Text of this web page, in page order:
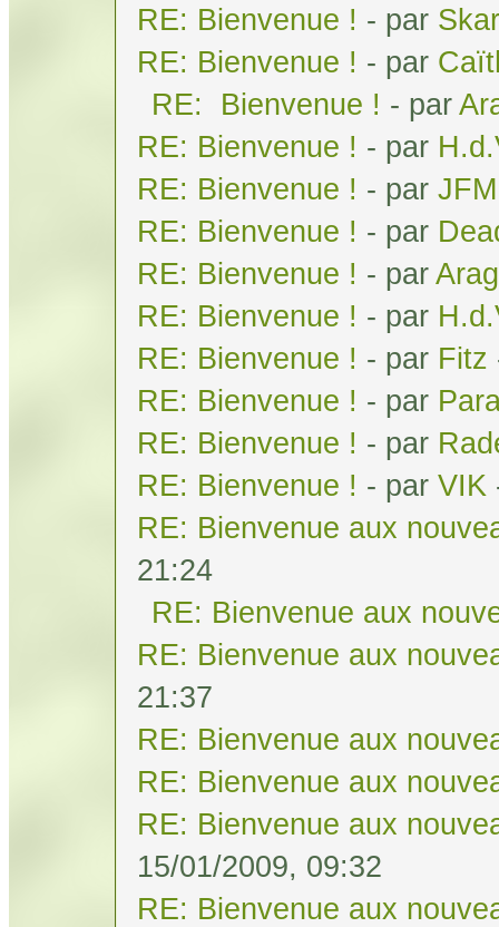
RE: Bienvenue ! - par
RE: Bienvenue ! - par
RE: Bienvenue ! - par
RE: Bienvenue ! - par
RE: Bienvenue ! - par JFM
RE: Bienvenue ! - par
RE: Bienvenue ! - par
RE: Bienvenue ! - par
RE: Bienvenue ! - par Fitz
RE: Bienvenue ! - par
RE: Bienvenue ! - par
RE: Bienvenue ! - par VIK
RE: Bienvenue aux
21:24
RE: Bienvenue aux
RE: Bienvenue aux
21:37
RE: Bienvenue aux
RE: Bienvenue aux
RE: Bienvenue aux
15/01/2009, 09:32
RE: Bienvenue aux